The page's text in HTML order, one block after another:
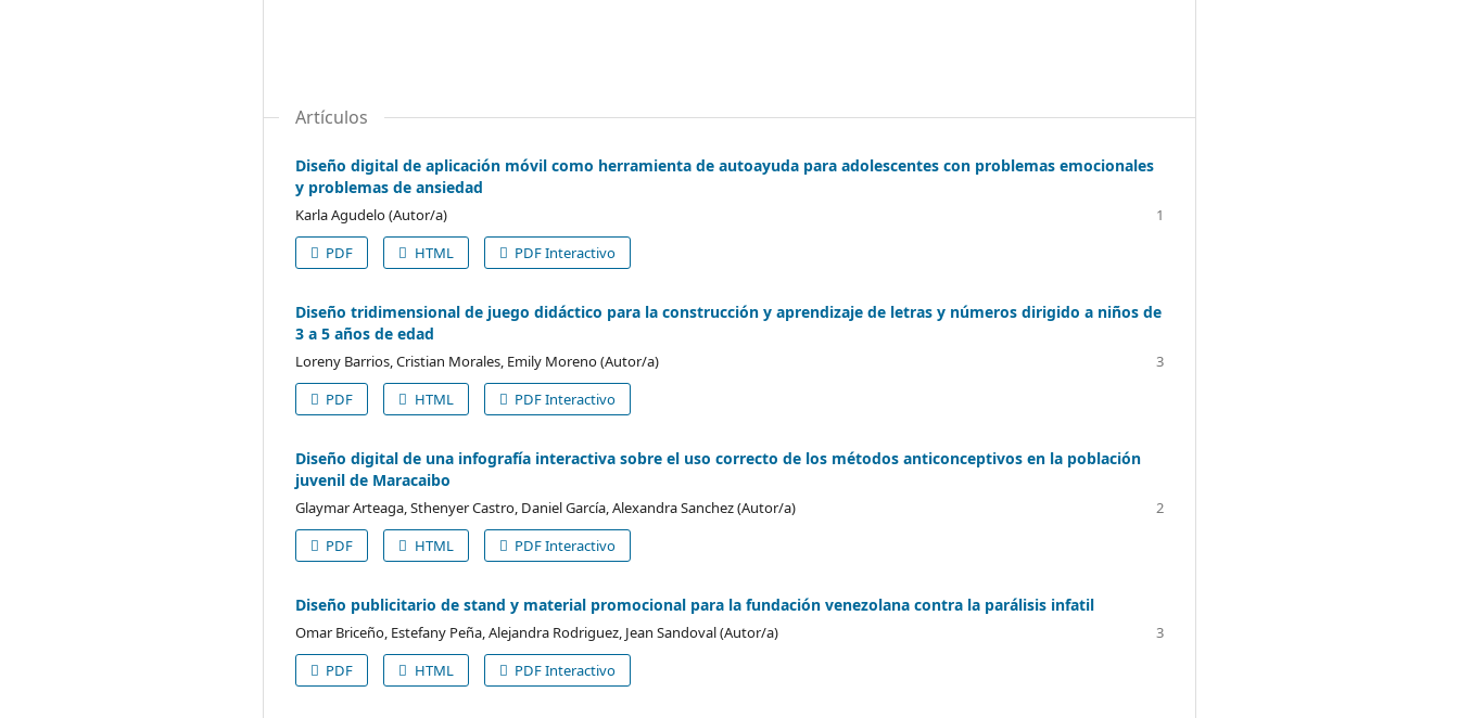
Artículos
Diseño digital de aplicación móvil como herramienta de autoayuda para adolescentes con problemas emocionales
y problemas de ansiedad
Karla Agudelo (Autor/a)
1
PDF
HTML PDF Interactivo
Diseño tridimensional de juego didáctico para la construcción y aprendizaje de letras y números dirigido a niños de
3 a 5 años de edad
Loreny Barrios, Cristian Morales, Emily Moreno (Autor/a)
3
PDF
HTML PDF Interactivo
Diseño digital de una infografía interactiva sobre el uso correcto de los métodos anticonceptivos en la población
juvenil de Maracaibo
Glaymar Arteaga, Sthenyer Castro, Daniel García, Alexandra Sanchez (Autor/a)
2
PDF
HTML PDF Interactivo
Diseño publicitario de stand y material promocional para la fundación venezolana contra la parálisis infatil
Omar Briceño, Estefany Peña, Alejandra Rodriguez, Jean Sandoval (Autor/a)
3
PDF
HTML PDF Interactivo